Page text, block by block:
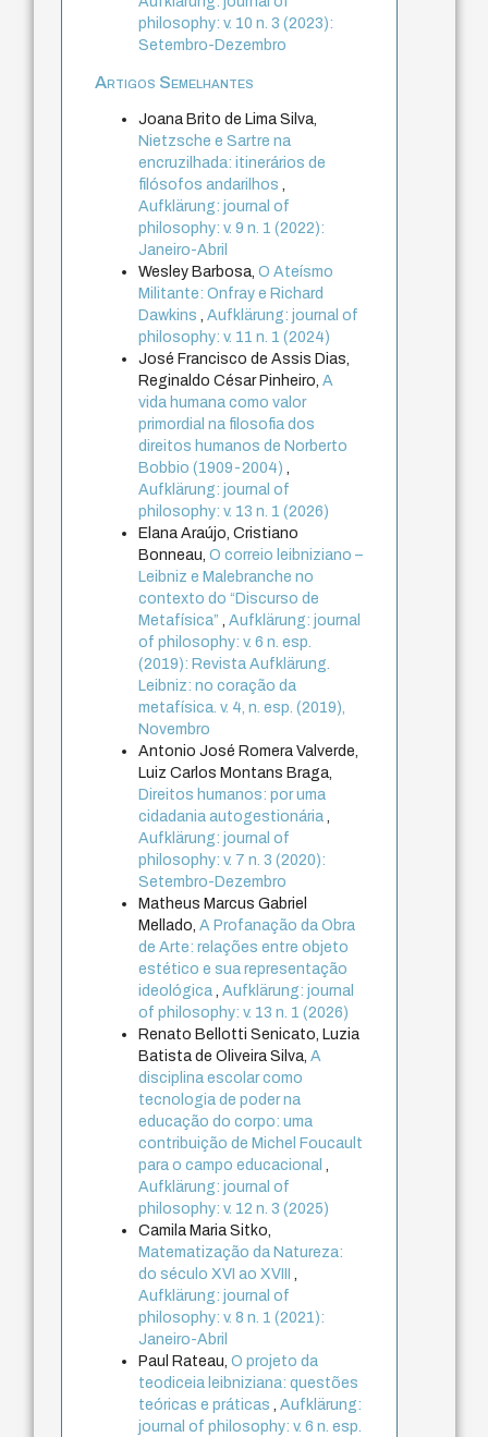
philosophy: v. 10 n. 3 (2023):
Setembro-Dezembro
Artigos Semelhantes
Joana Brito de Lima Silva,
Nietzsche e Sartre na
encruzilhada: itinerários de
filósofos andarilhos,
Aufklärung: journal of
philosophy: v. 9 n. 1 (2022):
Janeiro-Abril
Wesley Barbosa,O Ateísmo
Militante: Onfray e Richard
Dawkins,Aufklärung: journal of
philosophy: v. 11 n. 1 (2024)
José Francisco de Assis Dias,
Reginaldo César Pinheiro,A
vida humana como valor
primordial na filosofia dos
direitos humanos de Norberto
Bobbio (1909-2004),
Aufklärung: journal of
philosophy: v. 13 n. 1 (2026)
Elana Araújo, Cristiano
Bonneau,O correio leibniziano –
Leibniz e Malebranche no
contexto do “Discurso de
Metafísica”,Aufklärung: journal
of philosophy: v. 6 n. esp.
(2019): Revista Aufklärung.
Leibniz: no coração da
metafísica. v. 4, n. esp. (2019),
Novembro
Antonio José Romera Valverde,
Luiz Carlos Montans Braga,
Direitos humanos: por uma
cidadania autogestionária,
Aufklärung: journal of
philosophy: v. 7 n. 3 (2020):
Setembro-Dezembro
Matheus Marcus Gabriel
Mellado,A Profanação da Obra
de Arte: relações entre objeto
estético e sua representação
ideológica,Aufklärung: journal
of philosophy: v. 13 n. 1 (2026)
Renato Bellotti Senicato, Luzia
Batista de Oliveira Silva,A
disciplina escolar como
tecnologia de poder na
educação do corpo: uma
contribuição de Michel Foucault
para o campo educacional,
Aufklärung: journal of
philosophy: v. 12 n. 3 (2025)
Camila Maria Sitko,
Matematização da Natureza:
do século XVI ao XVIII,
Aufklärung: journal of
philosophy: v. 8 n. 1 (2021):
Janeiro-Abril
Paul Rateau,O projeto da
teodiceia leibniziana: questões
teóricas e práticas,Aufklärung:
journal of philosophy: v. 6 n. esp.